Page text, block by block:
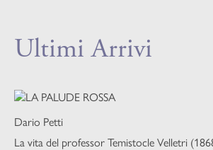
Ultimi Arrivi
Dario Petti
La vita del professor Temistocle Velletri